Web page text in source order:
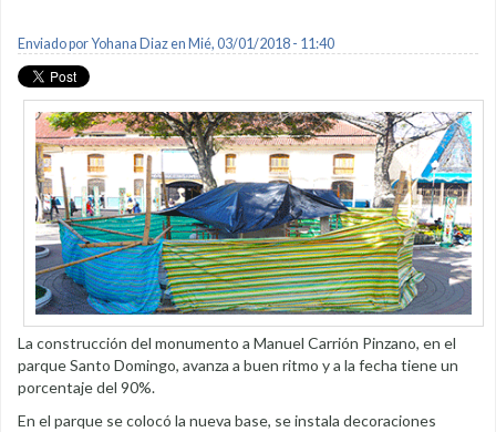
Enviado porYohana Diazen Mié, 03/01/2018 - 11:40
La construcción del monumento a Manuel Carrión Pinzano, en el
parque Santo Domingo, avanza a buen ritmo y a la fecha tiene un
porcentaje del 90%.
En el parque se colocó la nueva base, se instala decoraciones